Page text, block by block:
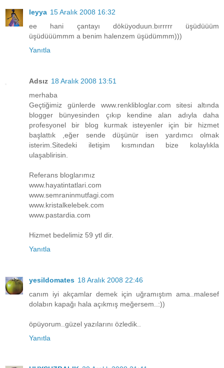
leyya 15 Aralık 2008 16:32
ee hani çantayı döküyoduun.bırrrrr üşüdüüüm
üşüdüüümmm a benim halenzem üşüdümmm)))
Yanıtla
Adsız 18 Aralık 2008 13:51
merhaba
Geçtiğimiz günlerde www.renklibloglar.com sitesi altında
blogger bünyesinden çıkıp kendine alan adıyla daha
profesyonel bir blog kurmak isteyenler için bir hizmet
başlattık ,eğer sende düşünür isen yardımcı olmak
isterim.Sitedeki iletişim kısmından bize kolaylıkla
ulaşablirisin.
Referans bloglarımız
www.hayatintatlari.com
www.semraninmutfagi.com
www.kristalkelebek.com
www.pastardia.com
Hizmet bedelimiz 59 ytl dir.
Yanıtla
yesildomates 18 Aralık 2008 22:46
canım iyi akçamlar demek için uğramıştım ama..malesef
dolabın kapağı hala açıkmış meğersem..:))
öpüyorum..güzel yazılarını özledik..
Yanıtla